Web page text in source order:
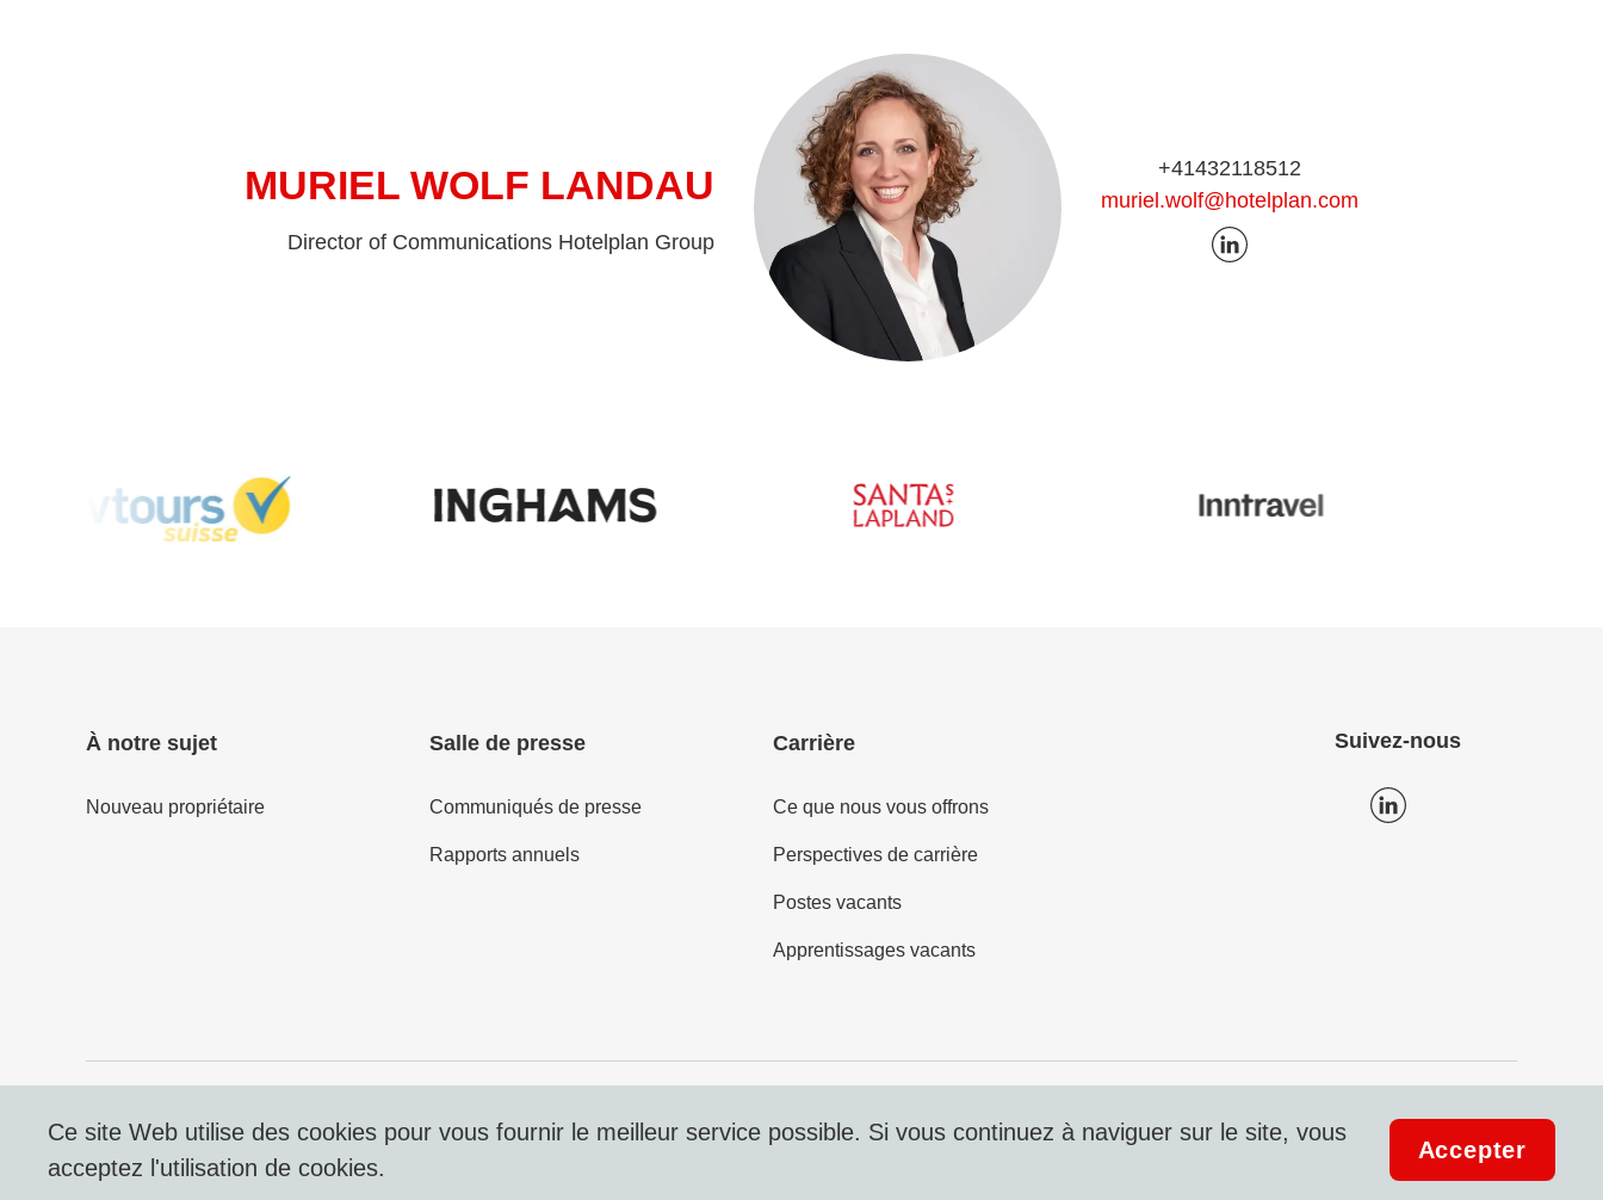
MURIEL WOLF LANDAU
Director of Communications Hotelplan Group
+41432118512
muriel.wolf@hotelplan.com
À notre sujet
Nouveau propriétaire
Salle de presse
Communiqués de presse
Rapports annuels
Carrière
Ce que nous vous offrons
Perspectives de carrière
Postes vacants
Apprentissages vacants
Suivez-nous
Ce site Web utilise des cookies pour vous fournir le meilleur service possible. Si vous continuez à naviguer sur le site, vous
acceptez l'utilisation de cookies.
Accepter